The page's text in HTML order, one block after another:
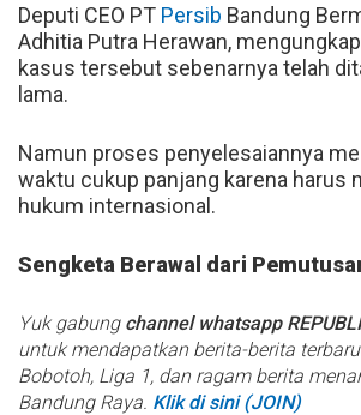
Deputi CEO PT Persib Bandung
Adhitia Putra Herawan,
kasus tersebut sebenarnya telah
lama.
Namun proses penyelesaiannya
waktu cukup panjang karena harus
hukum internasional.
Sengketa Berawal dari
Yuk gabung channel whatsapp
untuk mendapatkan berita-berita
Bobotoh, Liga 1, dan ragam berita
Bandung Raya. Klik di sini (JOIN)